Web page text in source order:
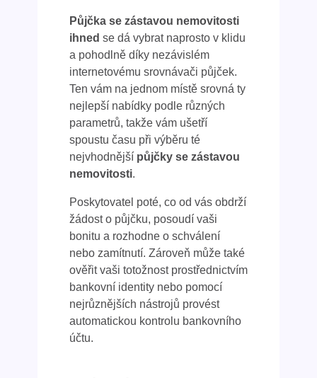
Půjčka se zástavou nemovitosti
ihned se dá vybrat naprosto v klidu
a pohodlně díky nezávislém
internetovému srovnávači půjček.
Ten vám na jednom místě srovná ty
nejlepší nabídky podle různých
parametrů, takže vám ušetří
spoustu času při výběru té
nejvhodnější půjčky se zástavou
nemovitosti.
Poskytovatel poté, co od vás obdrží
žádost o půjčku, posoudí vaši
bonitu a rozhodne o schválení
nebo zamítnutí. Zároveň může také
ověřit vaši totožnost prostřednictvím
bankovní identity nebo pomocí
nejrůznějších nástrojů provést
automatickou kontrolu bankovního
účtu.